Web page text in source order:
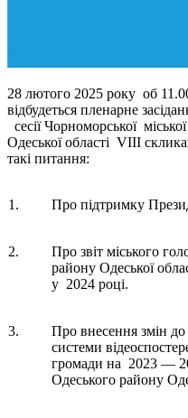
28 лютого 2025 року об
відбудеться пленарне
сесії Чорноморської
Одеської області VIIІ
такі питання:
1. Про підтримку
2.
Про звіт міського
району Одеської
у 2024 році.
3.
Про внесення змін до
системи
громади на 2023 —
Одеського району